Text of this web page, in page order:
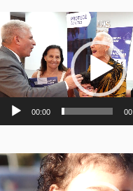
Reproductor
de
00:00